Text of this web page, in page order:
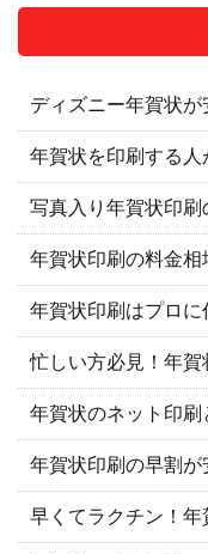
ディズニー年賀状が
年賀状を印刷する人
写真入り年賀状印刷
年賀状印刷の料金相
年賀状印刷はプロに
忙しい方必見！年
年賀状のネット印
年賀状印刷の早割が
早くてラクチン！年